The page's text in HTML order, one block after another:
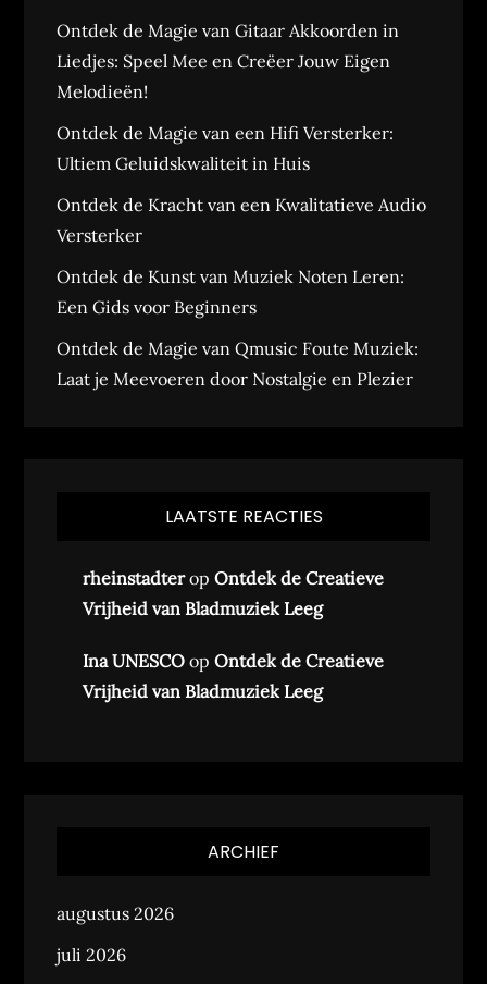
Ontdek de Magie van Gitaar Akkoorden in
Liedjes: Speel Mee en Creëer Jouw Eigen
Melodieën!
Ontdek de Magie van een Hifi Versterker:
Ultiem Geluidskwaliteit in Huis
Ontdek de Kracht van een Kwalitatieve Audio
Versterker
Ontdek de Kunst van Muziek Noten Leren:
Een Gids voor Beginners
Ontdek de Magie van Qmusic Foute Muziek:
Laat je Meevoeren door Nostalgie en Plezier
LAATSTE REACTIES
rheinstadteropOntdek de Creatieve
Vrijheid van Bladmuziek Leeg
Ina UNESCO opOntdek de Creatieve
Vrijheid van Bladmuziek Leeg
ARCHIEF
augustus 2026
juli 2026